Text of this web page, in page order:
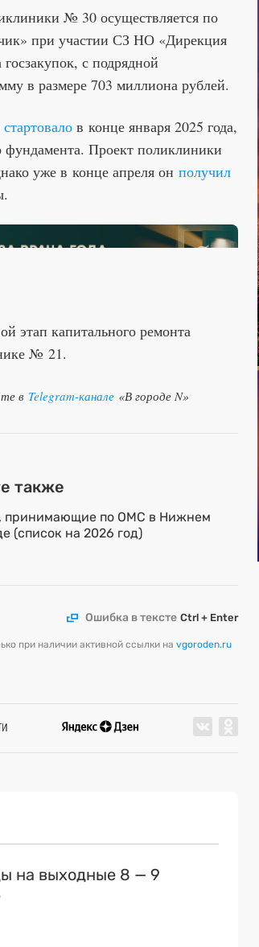
№ 30 осуществляется по
при участии СЗ НО «Дирекция
с подрядной
в размере 703 миллиона рублей.
стартовало в конце января 2025 года,
фундамента. Проект поликлиники
уже в конце апреля он получил
этап капитального ремонта
№ 21.
в Telegram-канале «В городе N»
также
принимающие по ОМС в Нижнем
(список на 2026 год)
Ошибка в тексте Ctrl + Enter
при наличии активной ссылки на vgoroden.ru
на выходные 8 — 9